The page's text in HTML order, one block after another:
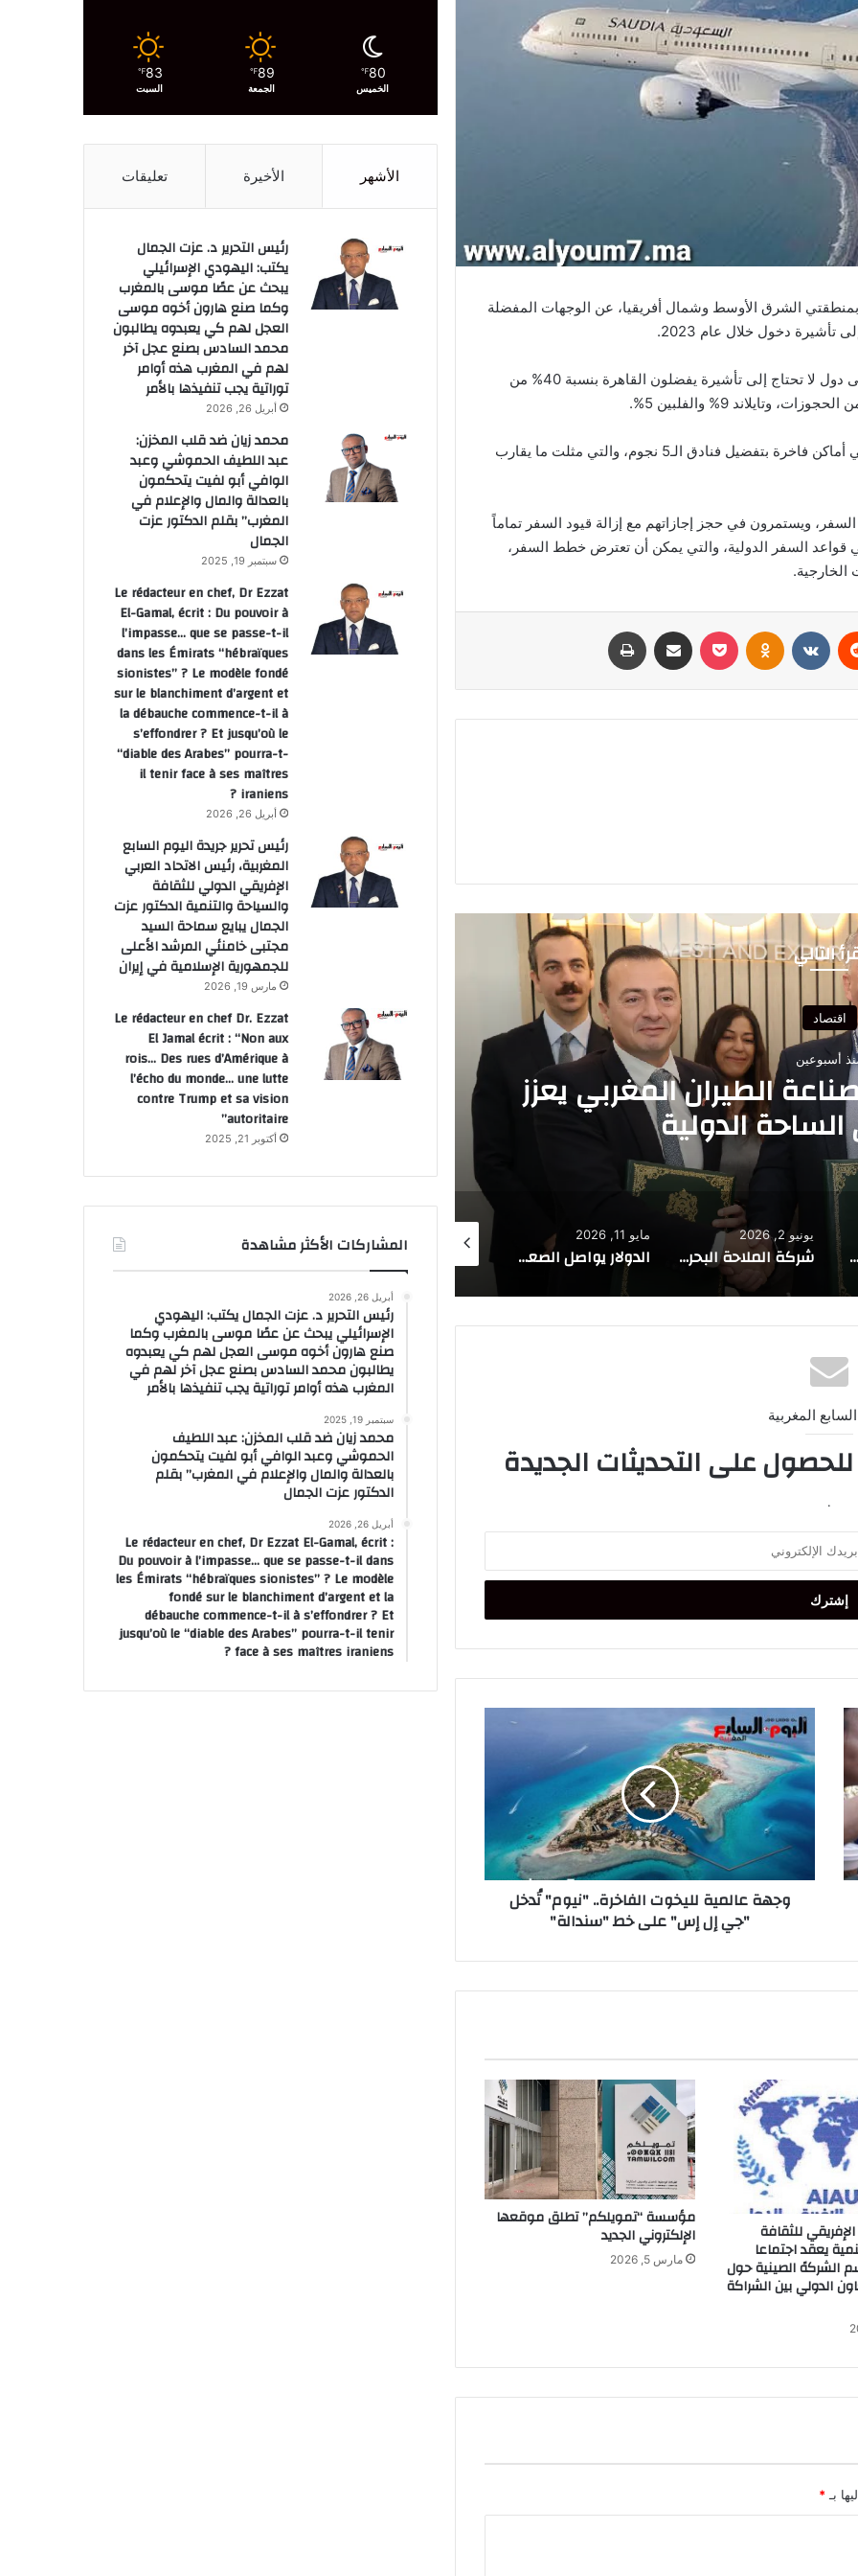
الشرق الأوسط وشمال أفريقيا، عن الوجهات المفضلة
دخول خلال عام 2023.
وأوضحت المجموعة أن السياح السعوديين المتجهين إلى دول لا تحتاج إلى تأشيرة يفضلون القاهرة بنسبة 40% من
ويفضل المسافرون السعوديون اختيار أماكن إقامتهم في أماكن فاخرة بتفضيل فنادق الـ5 نجوم، والتي مثلت ما يقارب
ويستمرون في حجز إجازاتهم مع إزالة قيود السفر تماماً
قواعد السفر الدولية، والتي يمكن أن تعترض خطط السفر،
الخارجية.
Odnoklassniki
‫Pocket مشاركة عبر البريد
التالي
اقتصاد
يونيو 3, 2026
الحادية عشرة للندوة الإفريقية
للضرائب بتشغيل سفينتين
شركة الملاحة البحرية “GNV” تعزز حضورها بالمغرب بتشغيل سفينتين جديدتين تعملان بالغاز الطبيعي المس
مايو 11, 2026 مايو 11, 2026 مايو 8, 2026
ارتفاع أسعار الدولار و استقرار الين مع تصاعد التوتر في الشرق الأوسط
مارس 31, 2026 مارس 31, 2026
المغربية
على التحديثات الجديدة
.
وجهة
عالمية
لليخوت
الفاخرة..
"نيوم"
"جي
إس"
وجهة عالمية لليخوت الفاخرة.. "نيوم" تُدخل
"جي إل إس" على خط "سندالة"
الإفريقي للثقافة
يعقد اجتماعا
الشركهً الصينية حول
الدولي بين الشراكة
مؤسسة “تمويلكم” تطلق موقعها
الإلكتروني الجديد
مارس 5, 2026
بـ*
80
℉
الخميس
89
℉
الجمعة
83
℉
السبت
الأشهر الأخيرة تعليقات
رئيس التحرير د. عزت الجمال
يكتب: اليهودي الإسرائيلي
يبحث عن عصًا موسى بالمغرب
وكما صنع هارون أخوه موسى
العجل لهم كي يعبدوه يطالبون
محمد السادس بصنع عجل آخر
لهم في المغرب هذه أوامر
توراتية يجب تنفيذها بالأمر
أبريل 26, 2026
محمد زيان ضد قلب المخزن:
عبد اللطيف الحموشي وعبد
الوافي أبو لفيت يتحكمون
بالعدالة والمال والإعلام في
المغرب” بقلم الدكتور عزت
الجمال
سبتمبر 19, 2025
Le rédacteur en chef, Dr Ezzat
El-Gamal, écrit : Du pouvoir à
l’impasse… que se passe-t-il
dans les Émirats “hébraïques
sionistes” ? Le modèle fondé
sur le blanchiment d’argent et
la débauche commence-t-il à
s’effondrer ? Et jusqu’où le
“diable des Arabes” pourra-t-
il tenir face à ses maîtres
iraniens ?
أبريل 26, 2026
رئيس تحرير جريدة اليوم السابع
المغربية، رئيس الاتحاد العربي
الإفريقي الدولي للثقافة
والسياحة والتنمية الدكتور عزت
الجمال يبايع سماحة السيد
مجتبى خامنئي المرشد الأعلى
للجمهورية الإسلامية في إيران
مارس 19, 2026
Le rédacteur en chef Dr. Ezzat
El Jamal écrit : “Non aux
rois… Des rues d’Amérique à
l’écho du monde… une lutte
contre Trump et sa vision
autoritaire”
أكتوبر 21, 2025
المشاركات الأكثر مشاهدة
أبريل 26, 2026
رئيس التحرير د. عزت الجمال يكتب: اليهودي
الإسرائيلي يبحث عن عصًا موسى بالمغرب وكما
صنع هارون أخوه موسى العجل لهم كي يعبدوه
يطالبون محمد السادس بصنع عجل آخر لهم في
المغرب هذه أوامر توراتية يجب تنفيذها بالأمر
سبتمبر 19, 2025
محمد زيان ضد قلب المخزن: عبد اللطيف
الحموشي وعبد الوافي أبو لفيت يتحكمون
بالعدالة والمال والإعلام في المغرب” بقلم
الدكتور عزت الجمال
أبريل 26, 2026
Le rédacteur en chef, Dr Ezzat El-Gamal, écrit :
Du pouvoir à l’impasse… que se passe-t-il dans
les Émirats “hébraïques sionistes” ? Le modèle
fondé sur le blanchiment d’argent et la
débauche commence-t-il à s’effondrer ? Et
jusqu’où le “diable des Arabes” pourra-t-il tenir
face à ses maîtres iraniens ?